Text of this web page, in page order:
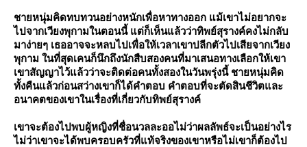
ชายหนุ่มคิดทบทวนอย่างหนักเพื่อหาทางออก แม้เขาไม่อยากจะ
ไปจากเวียงพุกามในตอนนี้ แต่ก็เห็นแล้วว่าทิพย์สุรางค์คงไม่กลับ
มาง่ายๆ เธออาจจะหลบไปเพื่อให้เวลาเขาปลีกตัวไปเสียจากเวียง
พุกาม ในที่สุดเคนก็นึกถึงนักสืบสองคนที่มาเสนอทางเลือกให้เขา
เขาสัญญาไว้แล้วว่าจะติดต่อคนทั้งสองในวันพรุ่งนี้ ชายหนุ่มคิด
ทั้งคืนแล้วก่อนสว่างเขาก็ได้คำตอบ คำตอบที่จะตัดสินชีวิตและ
อนาคตของเขาในเรื่องที่เกี่ยวกับทิพย์สุรางค์
เขาจะต้องไปพบผู้หญิงที่ชื่อนวลละออไม่ว่าผลลัพธ์จะเป็นอย่างไร
ไม่ว่าเขาจะได้พบครอบครัวที่แท้จริงของเขาหรือไม่เขาก็ต้องไป